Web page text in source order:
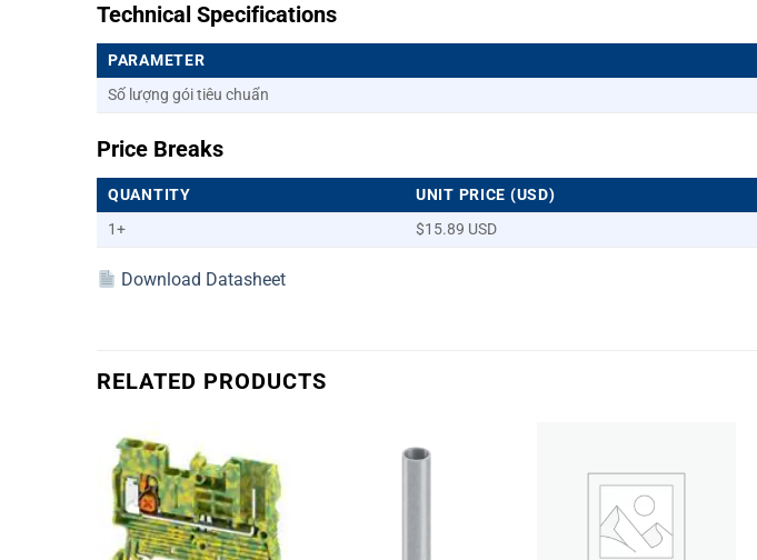
Technical Specifications
PARAMETER
Số lượng gói tiêu chuẩn
Price Breaks
QUANTITY UNIT PRICE (USD)
1+
$15.89 USD
Download Datasheet
RELATED PRODUCTS